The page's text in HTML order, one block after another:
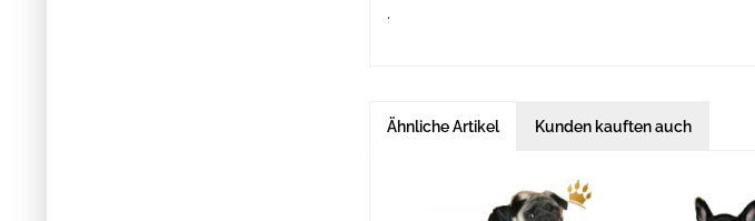
.
Ähnliche Artikel Kunden kauften auch